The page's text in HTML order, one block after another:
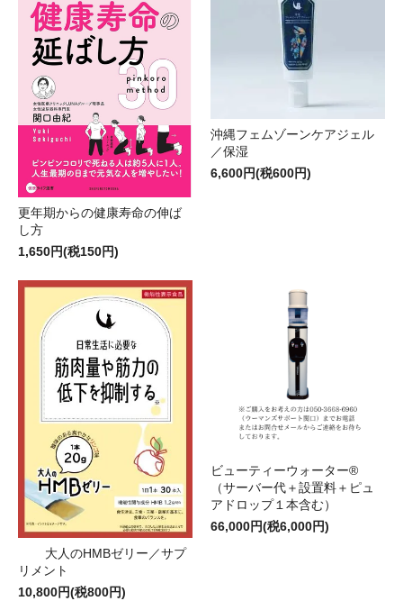
更年期からの健康寿命の伸ば
し方
1,650円(税150円)
沖縄フェムゾーンケアジェル
／保湿
6,600円(税600円)
大人のHMBゼリー／サプ
リメント
10,800円(税800円)
ビューティーウォーター®
（サーバー代＋設置料＋ピュ
アドロップ１本含む）
66,000円(税6,000円)